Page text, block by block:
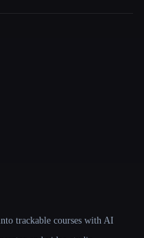
trackable courses with AI